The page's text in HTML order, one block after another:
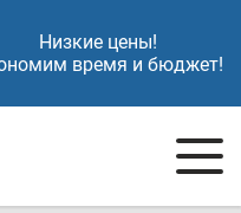
Низкие цены!
время и бюджет!